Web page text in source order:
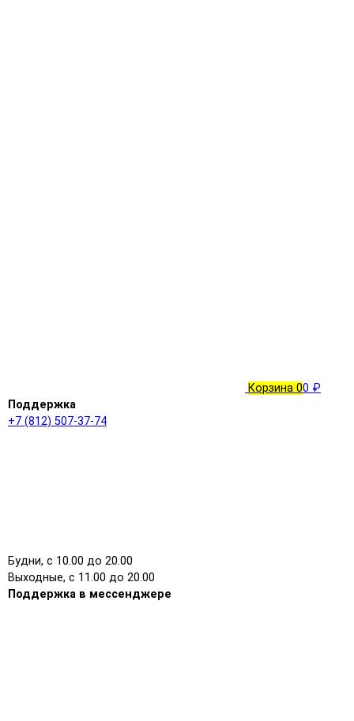
Корзина 00 ₽
Поддержка
+7 (812) 507-37-74
Будни, с 10.00 до 20.00
Выходные, с 11.00 до 20.00
Поддержка в мессенджере